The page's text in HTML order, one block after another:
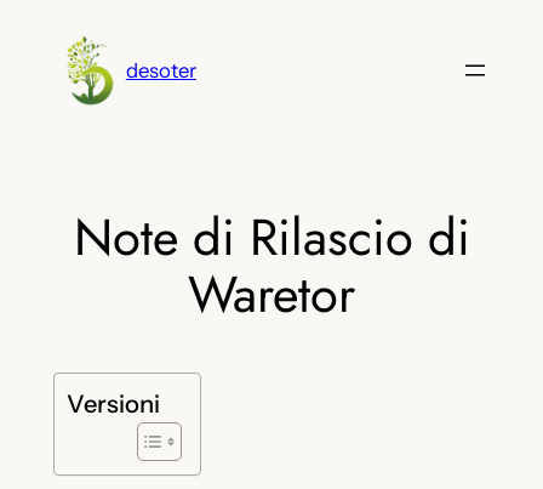
contenuto
desoter
Note di Rilascio di
Waretor
Versioni